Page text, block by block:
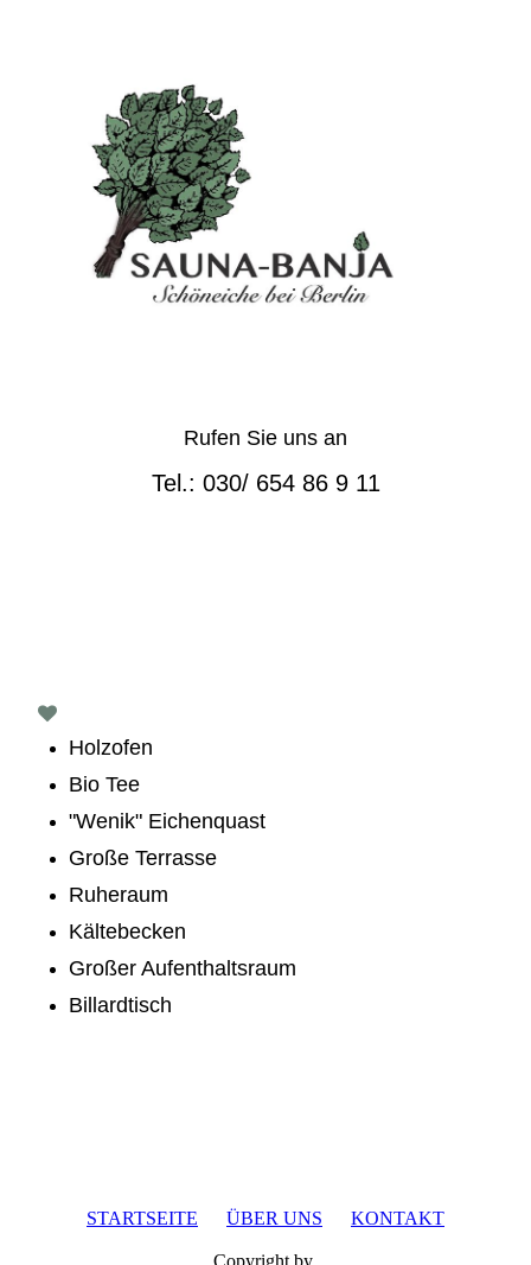
Rufen Sie uns an
Tel.: 030/ 654 86 9 11
Holzofen
Bio Tee
"Wenik" Eichenquast
Große Terrasse
Ruheraum
Kältebecken
Großer Aufenthaltsraum
Billardtisch
STARTSEITE ÜBER UNS KONTAKT